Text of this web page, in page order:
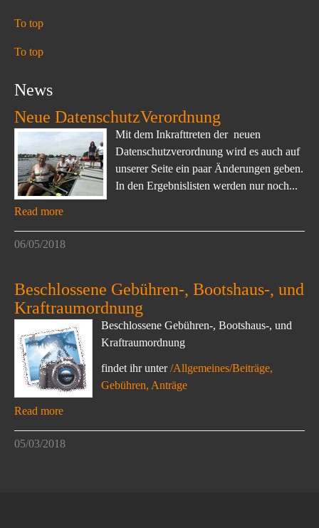
To top
To top
News
Neue DatenschutzVerordnung
Mit dem Inkrafttreten der neuen
Datenschutzverordnung wird es auch auf
unserer Seite ein paar Änderungen geben.
In den Ergebnislisten werden nur noch...
Read more
06/05/2018
Beschlossene Gebühren-, Bootshaus-, und
Kraftraumordnung
Beschlossene Gebühren-, Bootshaus-, und
Kraftraumordnung
findet ihr unter/Allgemeines/Beiträge,
Gebühren, Anträge
Read more
05/03/2018